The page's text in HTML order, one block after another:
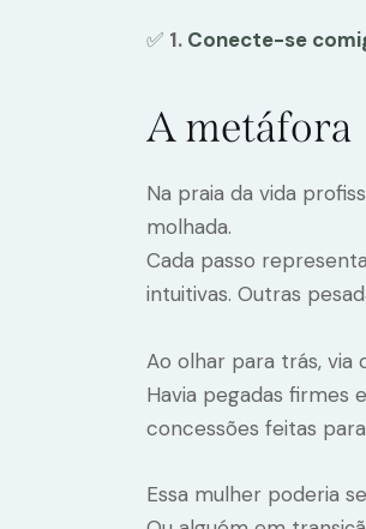
✅ 1. Conecte-se
A metáfora
Na praia da vida
molhada.
Cada passo
intuitivas. Outras
Ao olhar para trás,
Havia pegadas firmes
concessões feitas
Essa mulher poderia